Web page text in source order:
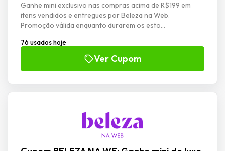
Ganhe mini exclusivo nas compras acima de R$199 em
itens vendidos e entregues por Beleza na Web.
Promoção válida enquanto durarem os esto...
76 usados hoje
Ver Cupom